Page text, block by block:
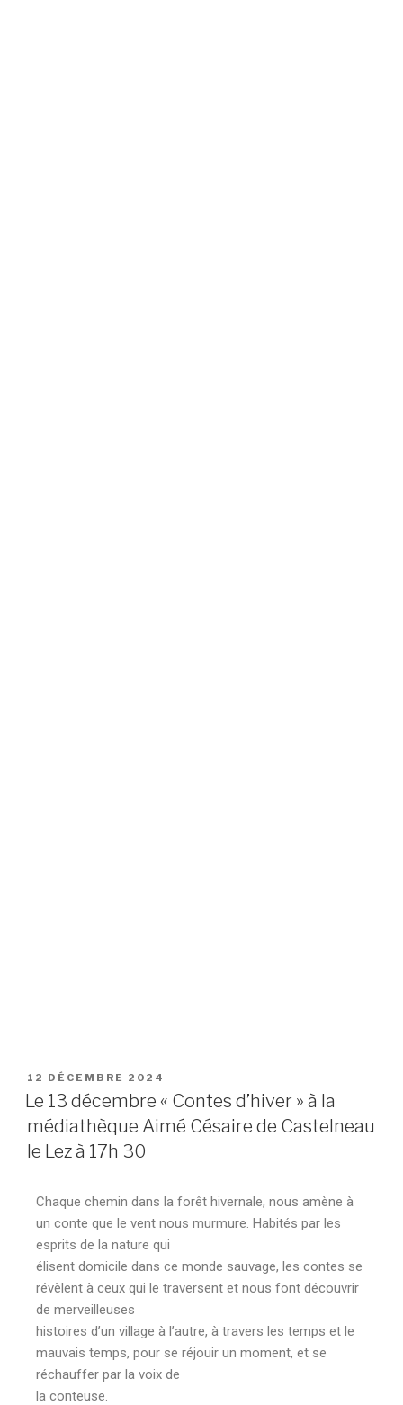
12 DÉCEMBRE 2024
Le 13 décembre « Contes d’hiver » à la
médiathèque Aimé Césaire de Castelneau
le Lez à 17h 30
Chaque chemin dans la forêt hivernale, nous amène à
un conte que le vent nous murmure. Habités par les
esprits de la nature qui
élisent domicile dans ce monde sauvage, les contes se
révèlent à ceux qui le traversent et nous font découvrir
de merveilleuses
histoires d’un village à l’autre, à travers les temps et le
mauvais temps, pour se réjouir un moment, et se
réchauffer par la voix de
la conteuse.